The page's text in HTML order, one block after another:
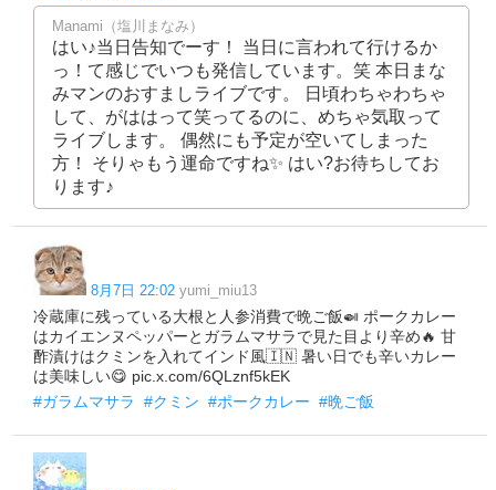
Manami（塩川まなみ）
はい♪当日告知でーす！ 当日に言われて行けるか
っ！て感じでいつも発信しています。笑 本日まな
みマンのおすましライブです。 日頃わちゃわちゃ
して、がははって笑ってるのに、めちゃ気取って
ライブします。 偶然にも予定が空いてしまった
方！ そりゃもう運命ですね✨ はい?お待ちしてお
ります♪
8月7日 22:02 yumi_miu13
冷蔵庫に残っている大根と人参消費で晩ご飯🍛 ポークカレー
はカイエンヌペッパーとガラムマサラで見た目より辛め🔥 甘
酢漬けはクミンを入れてインド風🇮🇳 暑い日でも辛いカレー
は美味しい😋 pic.x.com/6QLznf5kEK
#ガラムマサラ
#クミン #ポークカレー #晩ご飯